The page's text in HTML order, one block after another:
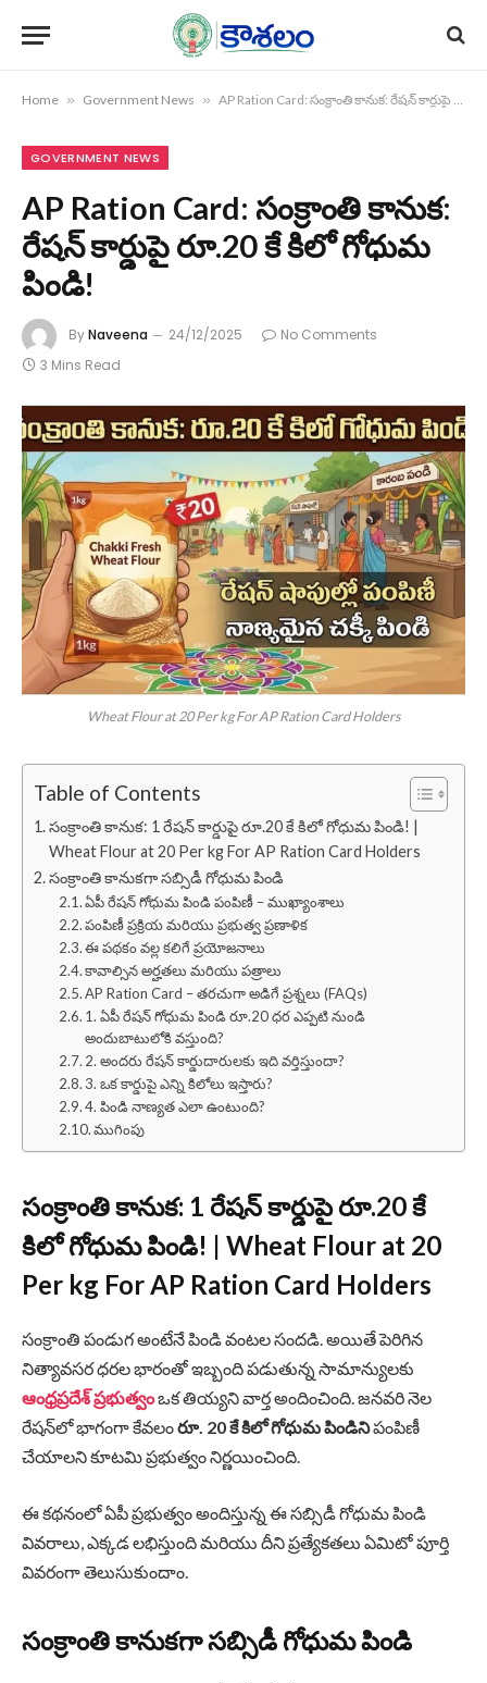
Home » Government News » AP Ration Card: సంక్రాంతి కానుక: రేషన్ కార్డుపై రూ.20 కే కిలో గోధుమ పిండి!
GOVERNMENT NEWS
AP Ration Card: సంక్రాంతి కానుక:
రేషన్ కార్డుపై రూ.20 కే కిలో గోధుమ
పిండి!
ByNaveena 24/12/2025
No Comments
3 Mins Read
Wheat Flour at 20 Per kg For AP Ration Card Holders
Table of Contents
సంక్రాంతి కానుక: 1 రేషన్ కార్డుపై రూ.20 కే కిలో గోధుమ పిండి! |
Wheat Flour at 20 Per kg For AP Ration Card Holders
సంక్రాంతి కానుకగా సబ్సిడీ గోధుమ పిండి
ఏపీ రేషన్ గోధుమ పిండి పంపిణీ – ముఖ్యాంశాలు
పంపిణీ ప్రక్రియ మరియు ప్రభుత్వ ప్రణాళిక
ఈ పథకం వల్ల కలిగే ప్రయోజనాలు
కావాల్సిన అర్హతలు మరియు పత్రాలు
AP Ration Card – తరచుగా అడిగే ప్రశ్నలు (FAQs)
1. ఏపీ రేషన్ గోధుమ పిండి రూ.20 ధర ఎప్పటి నుండి
అందుబాటులోకి వస్తుంది?
2. అందరు రేషన్ కార్డుదారులకు ఇది వర్తిస్తుందా?
3. ఒక కార్డుపై ఎన్ని కిలోలు ఇస్తారు?
4. పిండి నాణ్యత ఎలా ఉంటుంది?
ముగింపు
సంక్రాంతి కానుక: 1 రేషన్ కార్డుపై రూ.20 కే
కిలో గోధుమ పిండి! | Wheat Flour at 20
Per kg For AP Ration Card Holders
సంక్రాంతి పండుగ అంటేనే పిండి వంటల సందడి. అయితే పెరిగిన
నిత్యావసర ధరల భారంతో ఇబ్బంది పడుతున్న సామాన్యులకు
ఆంధ్రప్రదేశ్ ప్రభుత్వంఒక తియ్యని వార్త అందించింది. జనవరి నెల
రేషన్‌లో భాగంగా కేవలంరూ. 20 కే కిలో గోధుమ పిండినిపంపిణీ
చేయాలని కూటమి ప్రభుత్వం నిర్ణయించింది.
ఈ కథనంలో ఏపీ ప్రభుత్వం అందిస్తున్న ఈ సబ్సిడీ గోధుమ పిండి
వివరాలు, ఎక్కడ లభిస్తుంది మరియు దీని ప్రత్యేకతలు ఏమిటో పూర్తి
వివరంగా తెలుసుకుందాం.
సంక్రాంతి కానుకగా సబ్సిడీ గోధుమ పిండి